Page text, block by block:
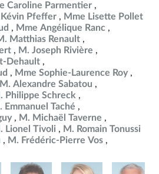
Caroline Parmentier
Kévin Pfeffer
Mme Lisette Pollet
Mme Angélique Ranc
Matthias Renault
M. Joseph Rivière
Dehault
Mme Sophie-Laurence Roy
M. Alexandre Sabatou
Philippe Schreck
Emmanuel Taché
M. Michaël Taverne
Lionel Tivoli
M. Romain Tonussi
M. Frédéric-Pierre Vos